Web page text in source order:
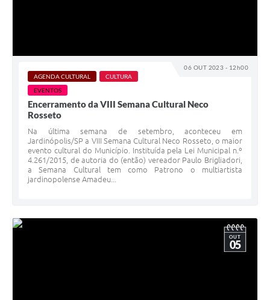
06 OUT 2023 - 12h00
AGENDA CULTURAL
CULTURA
EVENTOS
Encerramento da VIII Semana Cultural Neco
Rosseto
Na última semana de setembro, aconteceu em
Jardinópolis/SP a VIII Semana Cultural Neco Rosseto, o maior
evento cultural do Município. Instituída pela Lei Municipal n.º
4.261/2015, de autoria do (então) vereador Paulo Brigliadori,
a Semana Cultural tem como Patrono o multiartista
jardinopolense Amadeu...
OUT
05